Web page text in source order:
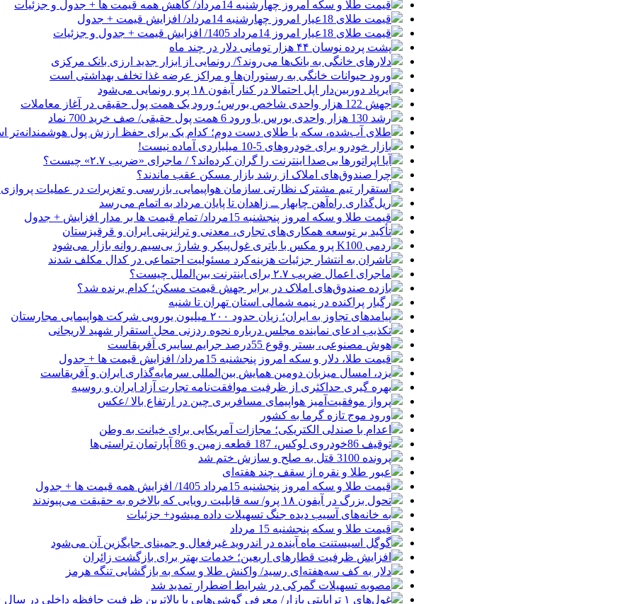
قیمت طلا و سکه امروز چهارشنبه 14مرداد/ کاهش همه قیمت ها + جدول و جزئیات
قیمت طلای 18عیار امروز چهارشنبه 14مرداد/ افزایش قیمت + جدول
قیمت طلای 18عیار امروز 14مرداد 1405/ افزایش قیمت + جدول و جزئیات
پشت پرده نوسان ۴۴ هزار تومانی دلار در چند ماه
دلارهای خانگی به بانک‌ها می‌روند؟/ رونمایی از ابزار جدید ارزی بانک مرکزی
ورود حیوانات خانگی به رستوران‌ها و مراکز عرضه غذا تخلف بهداشتی است
ایرپاد دوربین‌دار اپل احتمالا در کنار آیفون ۱۸ پرو رونمایی می‌شود
جهش 122 هزار واحدی شاخص بورس؛ ورود یک همت پول حقیقی در آغاز معاملات
رشد 130 هزار واحدی بورس با ورود 6 همت پول حقیقی/ صف خرید 700 نماد
طلای آب‌شده، سکه یا طلای دست دوم؛ کدام یک برای حفظ ارزش پول هوشمندانه‌تر
بازار خودرو برای خودروهای 5-10 میلیاردی آماده نیست!
آیا اپراتورها بی‌صدا اینترنت را گران کرده‌اند؟ / ماجرای «ضریب ۲.۷» چیست؟
چرا صندوق‌های املاک از رشد بازار مسکن عقب ماندند؟
استقرار تیم مشترک نظارتی سازمان هواپیمایی، بازرسی و تعزیرات در عملیات پروازی
ریل‌گذاری راه‌آهن چابهار ــ زاهدان تا پایان مرداد به اتمام می‌رسد
قیمت طلا و سکه امروز پنجشنبه 15مرداد/ تمام قیمت ها بر مدار افزایش + جدول
تأکید بر توسعه همکاری‌های تجاری، معدنی و ترانزیتی ایران و قرقیزستان
ردمی K100 پرو مکس با باتری غول‌پیکر و شارژ بی‌سیم روانه بازار می‌شود
ناشران به انتشار جزئیات هزینه‌کرد مسئولیت اجتماعی در کدال مکلف شدند
ماجرای اعمال ضریب ۲.۷ برای اینترنت بین‌الملل چیست؟
بازده صندوق‌های املاک در برابر جهش قیمت مسکن؛ کدام برنده شد؟
رگبار پراکنده در نیمه شمالی استان تهران تا شنبه
پیامدهای تجاوز به ایران؛ زیان حدود ۲۰۰ میلیون یورویی شرکت هواپیمایی مجارستان
تکذیب ادعای نماینده مجلس درباره نحوه ردزنی محل استقرار شهید لاریجانی
هوش مصنوعی، بستر وقوع 55درصد جرایم سایبری آفریقاست
قیمت طلا، دلار و سکه امروز پنجشنبه 15مرداد/ افزایش قیمت ها + جدول
یزد، امسال میزبان دومین همایش بین‌المللی سرمایه‌گذاری ایران و آفریقاست
بهره گیری حداکثری از ظرفیت موافقت‌نامه تجارت آزاد ایران و روسیه
پرواز موفقیت‌آمیز هواپیمای مسافربری چین در ارتفاع بالا /عکس
ورود موج تازه گرما به کشور
اعدام با صندلی الکتریکی؛ مجازات آمریکایی برای خیانت به وطن
توقیف 86خودروی لوکس، 187 قطعه زمین و 86 آپارتمان تراستی‌ها
پرونده 3100 قتل به صلح و سازش ختم شد
عبور طلا و نقره از سقف چند هفته‌ای
قیمت طلا و سکه امروز پنجشنبه 15مرداد 1405/ افزایش همه قیمت ها + جدول
تحول بزرگ در آیفون ۱۸ پرو/ سه قابلیت رویایی که بالاخره به حقیقت می‌پیوندند
به خانه‌های آسیب دیده جنگ تسهیلات داده میشود+ جزئیات
قیمت طلا و سکه پنجشنبه 15 مرداد
گوگل اسیستنت ماه آینده در اندروید غیرفعال و جمینای جایگزین آن می‌شود
افزایش ظرفیت قطارهای اربعین؛ خدمات بهتر برای بازگشت زائران
دلار به کف سه‌هفته‌ای رسید/ واکنش طلا و سکه به بازگشایی تنگه هرمز
مصوبه تسهیلات گمرکی در شرایط اضطرار تمدید شد
غول‌های ۱ ترابایتی بازار/ معرفی گوشی‌هایی با بالاترین ظرفیت حافظه داخلی در سال ۲۰۲۶